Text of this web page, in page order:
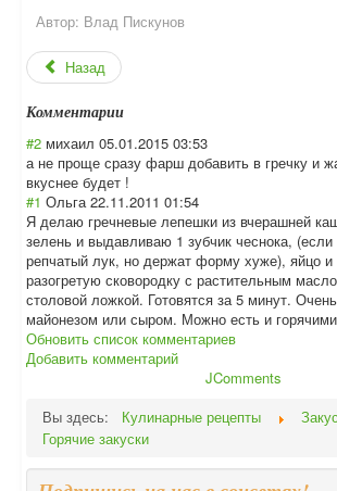
Автор: Влад Пискунов
Назад
Комментарии
#2 михаил 05.01.2015 03:53
а не проще сразу фарш добавить в гречку и
вкуснее будет !
#1 Ольга 22.11.2011 01:54
Я делаю гречневые лепешки из вчерашней
зелень и выдавливаю 1 зубчик чеснока,
репчатый лук, но держат форму хуже), яйцо и
разогретую сковородку с растительным
столовой ложкой. Готовятся за 5 минут.
майонезом или сыром. Можно есть и
Обновить список комментариев
Добавить комментарий
JComments
Вы здесь:
Кулинарные рецепты
Горячие закуски